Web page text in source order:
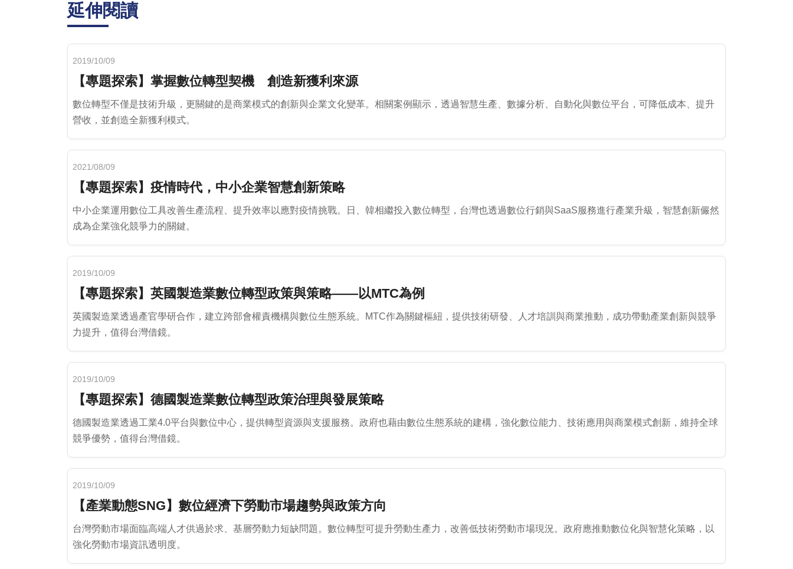
延伸閱讀
2019/10/09
【專題探索】掌握數位轉型契機 創造新獲利來源
數位轉型不僅是技術升級，更關鍵的是商業模式的創新與企業文化變革。相關案例顯示，透過智慧生產、數據分析、自動化與數位平台，可降低成本、提升
營收，並創造全新獲利模式。
2021/08/09
【專題探索】疫情時代，中小企業智慧創新策略
中小企業運用數位工具改善生產流程、提升效率以應對疫情挑戰。日、韓相繼投入數位轉型，台灣也透過數位行銷與SaaS服務進行產業升級，智慧創新儼然
成為企業強化競爭力的關鍵。
2019/10/09
【專題探索】英國製造業數位轉型政策與策略——以MTC為例
英國製造業透過產官學研合作，建立跨部會權責機構與數位生態系統。MTC作為關鍵樞紐，提供技術研發、人才培訓與商業推動，成功帶動產業創新與競爭
力提升，值得台灣借鏡。
2019/10/09
【專題探索】德國製造業數位轉型政策治理與發展策略
德國製造業透過工業4.0平台與數位中心，提供轉型資源與支援服務。政府也藉由數位生態系統的建構，強化數位能力、技術應用與商業模式創新，維持全球
競爭優勢，值得台灣借鏡。
2019/10/09
【產業動態SNG】數位經濟下勞動市場趨勢與政策方向
台灣勞動市場面臨高端人才供過於求、基層勞動力短缺問題。數位轉型可提升勞動生產力，改善低技術勞動市場現況。政府應推動數位化與智慧化策略，以
強化勞動市場資訊透明度。